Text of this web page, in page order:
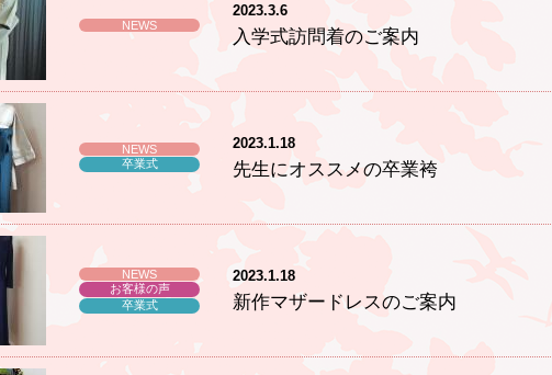
NEWS
2023.3.6
入学式訪問着のご案内
NEWS
卒業式
2023.1.18
先生にオススメの卒業袴
NEWS
お客様の声
卒業式
2023.1.18
新作マザードレスのご案内